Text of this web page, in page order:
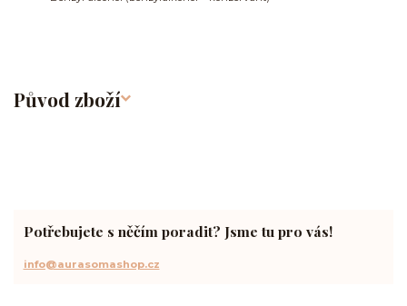
Původ zboží
Potřebujete s něčím poradit? Jsme tu pro vás!
info@aurasomashop.cz